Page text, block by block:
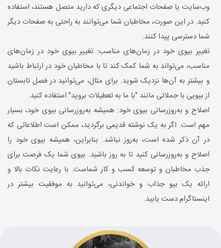
وب‌سایت یا صفحات اجتماعی دیگری که دارید متصل هستند، استفاده
کنید. در این صورت، مخاطبان شما می‌توانند به راحتی به صفحات دیگر
شما دسترسی پیدا کنند.
تغییر بیوی خود در زمان‌های مناسب: تغییر بیوی خود در زمان‌های
مناسب، می‌تواند به شما کمک کند تا با مخاطبان خود در ارتباط باشید
و بیشتر به آن‌ها نزدیک شوید. برای مثال، می‌توانید در فصل تابستان
از بیویی با جملاتی مانند "با ما به تعطیلات بروید" استفاده کنید.
اصلاح و به‌روزرسانی بیوی خود: همیشه به‌روزرسانی بیوی خود، بسیار
مهم است. اگر به یک نوشته قدیمی برگردید، ممکن است اطلاعاتی که
در آن ذکر شده است، به‌روز نباشد. بنابراین، همیشه بیوی خود را
اصلاح و به‌روزرسانی کنید تا به روز باشید. بیوی شما یک فرصت برای
جذب مخاطبان و توسعه کسب و کار شماست. با رعایت نکات بالا و
ارائه یک بیو جذاب و خواندنی، می‌توانید به موفقیت بیشتر در
اینستاگرام دست یابید.